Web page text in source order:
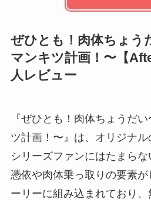
ぜひとも！肉体ちょう
マンキツ計画！〜【
人レビュー
『ぜひとも！肉体ちょうだ
ツ計画！〜』は、オリジナル
シリーズファンにはたまらな
憑依や肉体乗っ取りの要素
ーリーに組み込まれており